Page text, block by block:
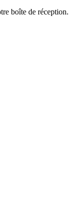
boîte de réception.